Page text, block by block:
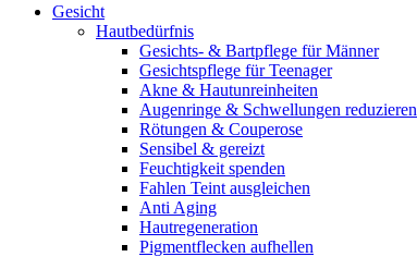
Gesicht
Hautbedürfnis
Gesichts- & Bartpflege für Männer
Gesichtspflege für Teenager
Akne & Hautunreinheiten
Augenringe & Schwellungen reduzieren
Rötungen & Couperose
Sensibel & gereizt
Feuchtigkeit spenden
Fahlen Teint ausgleichen
Anti Aging
Hautregeneration
Pigmentflecken aufhellen